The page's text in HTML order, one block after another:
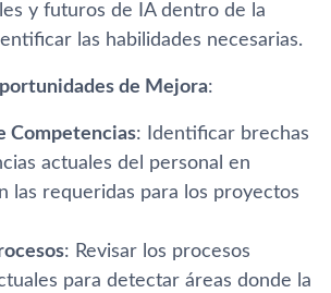
y futuros de IA dentro de la
las habilidades necesarias.
de Mejora:
Competencias: Identificar brechas
actuales del personal en
las requeridas para los proyectos
: Revisar los procesos
para detectar áreas donde la